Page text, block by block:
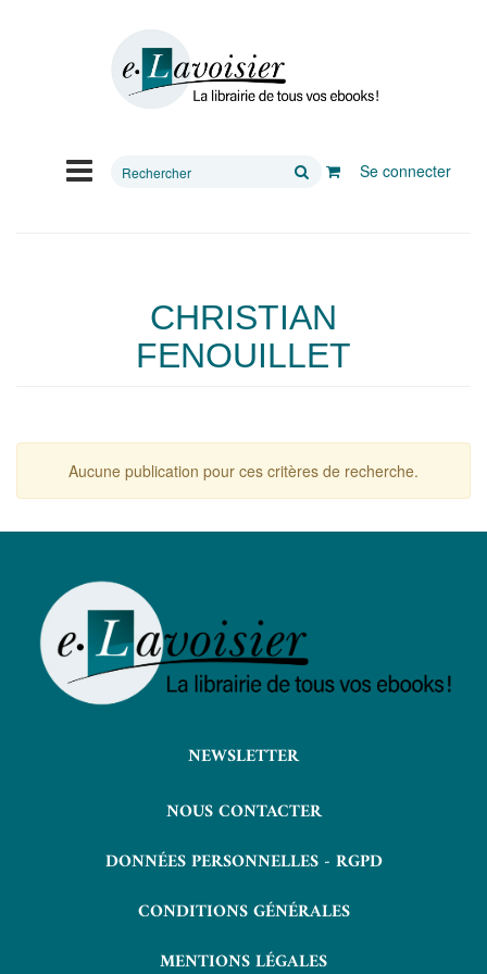
Rechercher
Se connecter
CHRISTIAN
FENOUILLET
Aucune publication pour ces critères de recherche.
NEWSLETTER
NOUS CONTACTER
DONNÉES PERSONNELLES - RGPD
CONDITIONS GÉNÉRALES
MENTIONS LÉGALES